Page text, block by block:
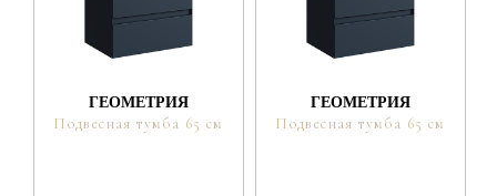
ГЕОМЕТРИЯ
Подвесная тумба 65 см
ГЕОМЕТРИЯ
Подвесная тумба 65 см